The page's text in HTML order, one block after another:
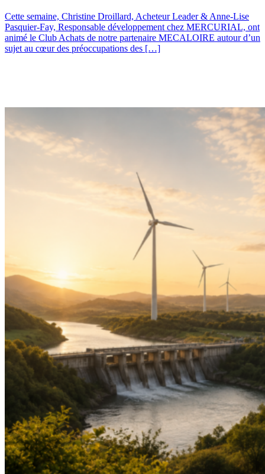
Cette semaine, Christine Droillard, Acheteur Leader & Anne-Lise
Pasquier-Fay, Responsable développement chez MERCURIAL, ont
animé le Club Achats de notre partenaire MECALOIRE autour d’un
sujet au cœur des préoccupations des […]